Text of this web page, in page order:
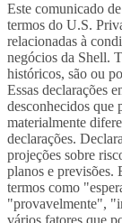
Este comunicado
termos do U.S.
relacionadas à
negócios da Shell.
históricos, são ou
Essas declarações
desconhecidos que
materialmente
declarações.
projeções sobre
planos e previsões.
termos como
"provavelmente",